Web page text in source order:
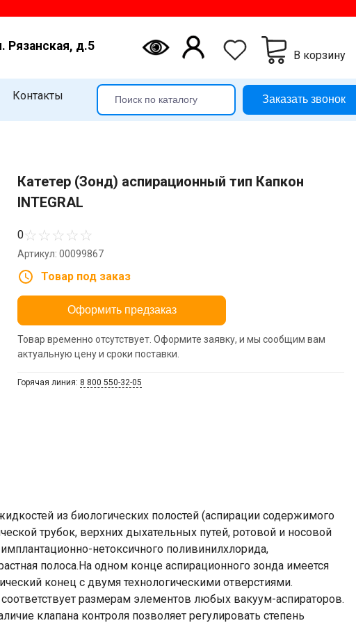
Рязанская, д.5
В корзину
Контакты Заказать звонок
Катетер (Зонд) аспирационный тип Капкон
INTEGRAL
0☆☆☆☆☆
Артикул: 00099867
Товар под заказ
Оформить предзаказ
Товар временно отсутствует. Оформите заявку, и мы сообщим вам
актуальную цену и сроки поставки.
Горячая линия: 8 800 550-32-05
из биологических полостей (аспирации содержимого
трубок, верхних дыхательных путей, ротовой и носовой
нетоксичного поливинилхлорида,
полоса.На одном конце аспирационного зонда имеется
конец с двумя технологическими отверстиями.
размерам элементов любых вакуум-аспираторов.
клапана контроля позволяет регулировать степень